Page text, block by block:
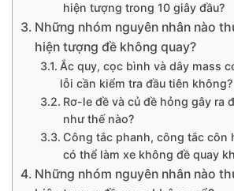
hiện tượng trong 10 giây đầu?
Những nhóm nguyên nhân nào
hiện tượng đề không quay?
Ắc quy, cọc bình và dây mass
lỗi cần kiểm tra đầu tiên không?
Rơ-le đề và củ đề hỏng gây ra
như thế nào?
Công tắc phanh, công tắc côn
có thể làm xe không đề quay
Những nhóm nguyên nhân nào